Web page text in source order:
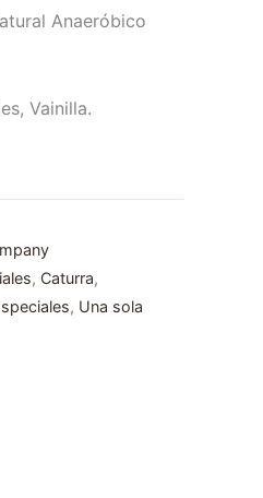
Anaeróbico
Vainilla.
, Caturra,
, Una sola